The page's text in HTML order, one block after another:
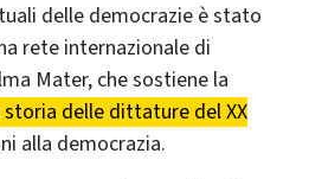
delle democrazie è stato
rete internazionale di
Mater, che sostiene la
storia delle dittature del XX
alla democrazia.